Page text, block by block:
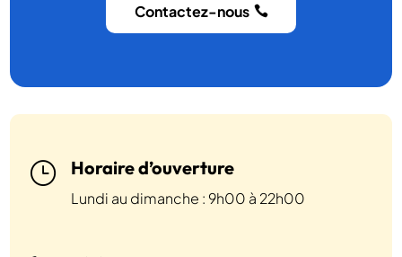
Contactez-nous
} Horaire d’ouverture
Lundi au dimanche : 9h00 à 22h00